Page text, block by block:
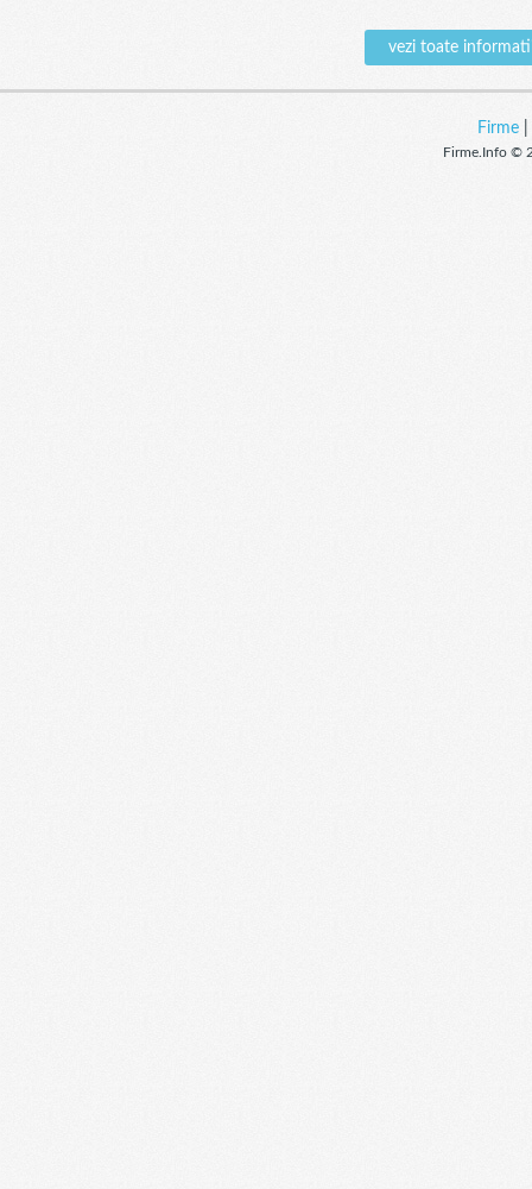
vezi toate
Firme|
Firme.Info ©